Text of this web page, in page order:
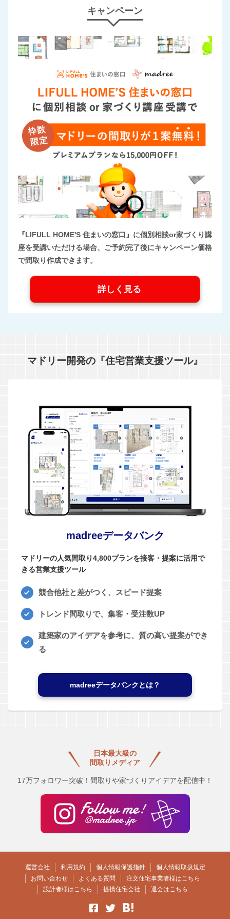
キャンペーン
『LIFULL HOME'S 住まいの窓口』に個別相談or家づくり講
座を受講いただける場合、ご予約完了後にキャンペーン価格
で間取り作成できます。
詳しく見る
マドリー開発の『住宅営業支援ツール』
madreeデータバンク
マドリーの人気間取り4,800プランを接客・提案に活用で
きる営業支援ツール
競合他社と差がつく、スピード提案
トレンド間取りで、集客・受注数UP
建築家のアイデアを参考に、質の高い提案ができ
る
madreeデータバンクとは？
日本最大級の
間取りメディア
17万フォロワー突破！間取りや家づくりアイデアを配信中！
運営会社 利用規約 個人情報保護指針
個人情報取扱規定
お問い合わせ
よくある質問
注文住宅事業者様はこちら
設計者様はこちら
提携住宅会社 退会はこちら